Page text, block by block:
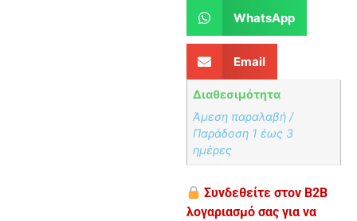
WhatsApp
Email
Διαθεσιμότητα
Άμεση παραλαβή /
Παράδoση 1 έως 3
ημέρες
Συνδεθείτε στον B2B
λογαριασμό σας για να